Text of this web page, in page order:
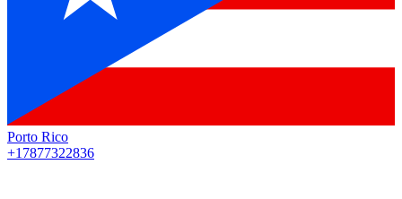
Porto Rico
+17877322836